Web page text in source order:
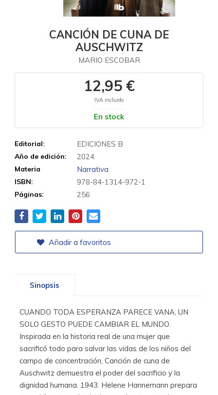
CANCIÓN DE CUNA DE
AUSCHWITZ
MARIO ESCOBAR
12,95 €
IVA incluido
En stock
Editorial: EDICIONES B
Año de edición: 2024
Materia Narrativa
ISBN: 978-84-1314-972-1
Páginas: 256
Añadir a favoritos
Sinopsis
CUANDO TODA ESPERANZA PARECE VANA, UN
SOLO GESTO PUEDE CAMBIAR EL MUNDO.
Inspirada en la historia real de una mujer que
sacrificó todo para salvar las vidas de los niños del
campo de concentración, Canción de cuna de
Auschwitz demuestra el poder del sacrificio y la
dignidad humana. 1943. Helene Hannemann prepara